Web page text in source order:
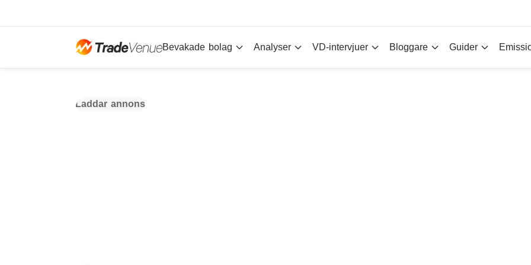
Bevakade bolag Analyser VD-intervjuer Bloggare Guider
Laddar annons